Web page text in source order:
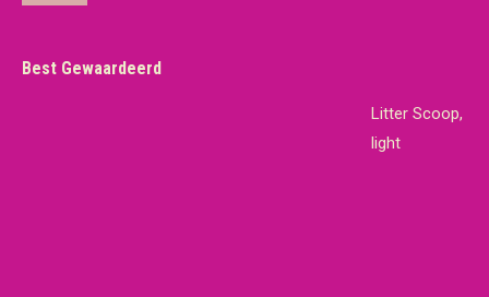
Best Gewaardeerd
Litter Scoop,
light